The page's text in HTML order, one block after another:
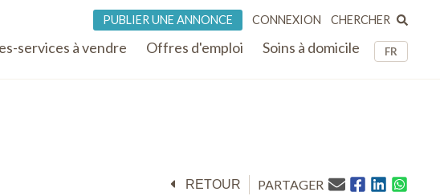
FR
services à vendre Offres d'emploi Soins à domicile
PUBLIER UNE ANNONCE CONNEXION CHERCHER
RETOUR PARTAGER